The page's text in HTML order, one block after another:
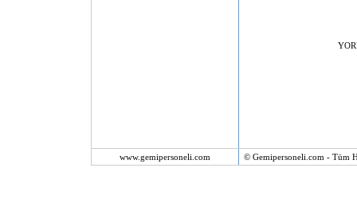
www.gemipersoneli.com © Gemipersoneli.com - Tüm